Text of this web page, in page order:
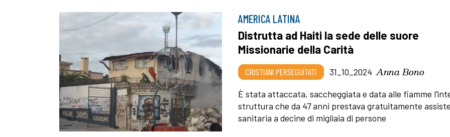
AMERICA LATINA
Distrutta ad Haiti la sede delle suore
Missionarie della Carità
CRISTIANI PERSEGUITATI 31_10_2024 Anna Bono
È stata attaccata, saccheggiata e data alle fiamme
struttura che da 47 anni prestava gratuitamente
sanitaria a decine di migliaia di persone